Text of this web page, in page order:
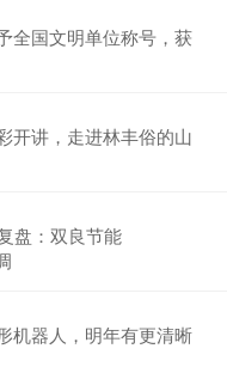
全国文明单位称号，获
开讲，走进林丰俗的山
盘：双良节能
机器人，明年有更清晰